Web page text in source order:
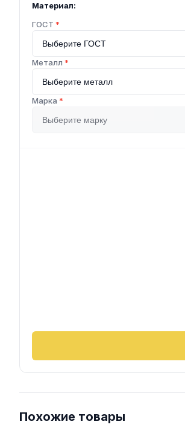
Материал:
ГОСТ *
Металл *
Марка *
Похожие товары